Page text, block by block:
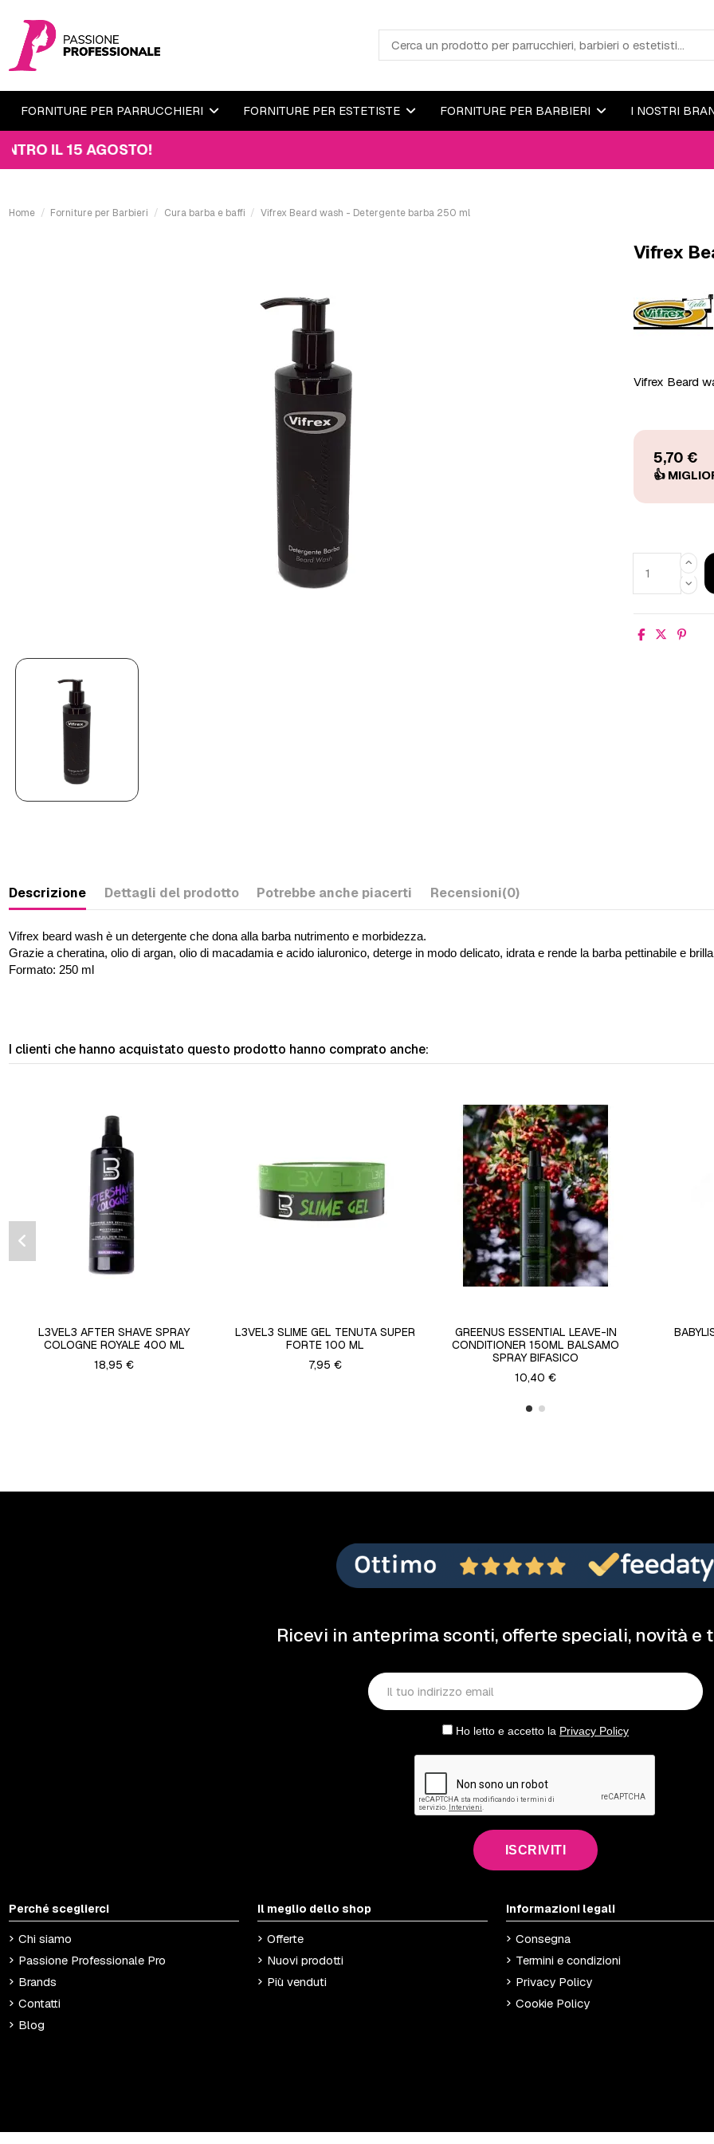
FORNITURE PER PARRUCCHIERI FORNITURE PER ESTETISTE FORNITURE PER BARBIERI I NOSTRI
15 AGOSTO!
Home Forniture per Barbieri Cura barba e baffi Vifrex Beard wash - Detergente barba 250 ml
Vifrex
Vifrex Beard
5,70 €
Descrizione Dettagli del prodotto Potrebbe anche piacerti Recensioni(0)
Vifrex beard wash è un detergente che dona alla barba nutrimento e morbidezza.
Grazie a cheratina, olio di argan, olio di macadamia e acido ialuronico, deterge in modo delicato, idrata e rende la barba pettinabile e
Formato: 250 ml
I clienti che hanno acquistato questo prodotto hanno comprato anche:
L3VEL3 AFTER SHAVE SPRAY
COLOGNE ROYALE 400 ML
18,95 €
L3VEL3 SLIME GEL TENUTA SUPER
FORTE 100 ML
7,95 €
GREENUS ESSENTIAL LEAVE-IN
CONDITIONER 150ML BALSAMO
SPRAY BIFASICO
10,40 €
Ricevi in anteprima sconti, offerte speciali, novità e
Ho letto e accetto la Privacy Policy
ISCRIVITI
Perché sceglierci
Chi siamo
Passione Professionale Pro
Brands
Contatti
Blog
Il meglio dello shop
Offerte
Nuovi prodotti
Più venduti
Informazioni legali
Consegna
Termini e condizioni
Privacy Policy
Cookie Policy